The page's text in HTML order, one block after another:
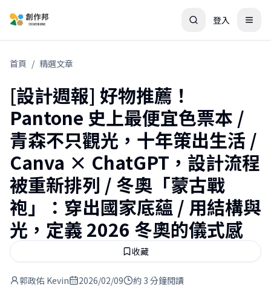
登入
首頁 / 精選文章
[設計週報] 好物推薦！
Pantone 史上最便宜色票本 /
青森不只觀光，十年策出生活 /
Canva × ChatGPT，設計流程
被重新排列 / 冬奧「蒙古戰
袍」：穿出國家底蘊 / 用結構與
光，定義 2026 冬奧的儀式感
收藏
郭政佑 Kevin 2026/02/09 約 3 分鐘閱讀